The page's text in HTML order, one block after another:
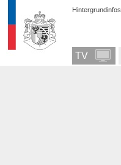
Hintergrundinfos
TV